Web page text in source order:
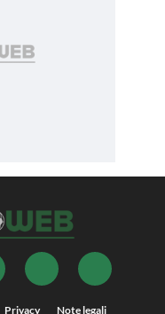
Privacy Note legali